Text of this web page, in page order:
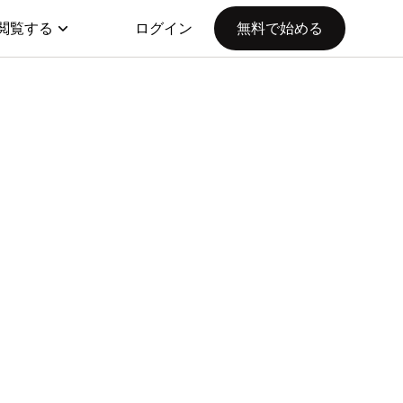
覧する ログイン 無料で始める